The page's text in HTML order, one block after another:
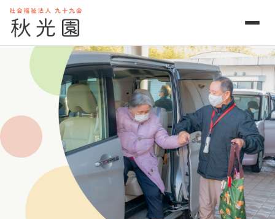
ショートステイ